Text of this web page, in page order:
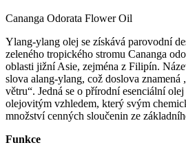
Cananga Odorata Flower Oil
Ylang-ylang olej se získává parovodní
zeleného tropického stromu Cananga
oblasti jižní Asie, zejména z Filipín.
slova alang-ylang, což doslova
větru“. Jedná se o přírodní esenciální
olejovitým vzhledem, který svým
množství cenných sloučenin ze
Funkce